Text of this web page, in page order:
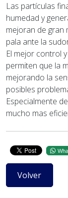
Las partículas
humedad y
mejoran de gran
pala ante la
El mejor control
permiten que la
mejorando la
posibles
Especialmente
mucho mas
Volver